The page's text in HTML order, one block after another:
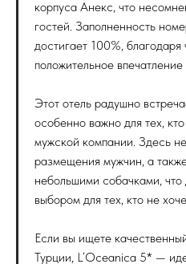
корпуса Анекс, что
гостей. Заполненность
достигает 100%,
положительное
Этот отель радушно
особенно важно для тех,
мужской компании. Здесь
размещения мужчин, а
небольшими собачками, что
выбором для тех, кто не
Если вы ищете
Турции, L’Oceanica 5* —